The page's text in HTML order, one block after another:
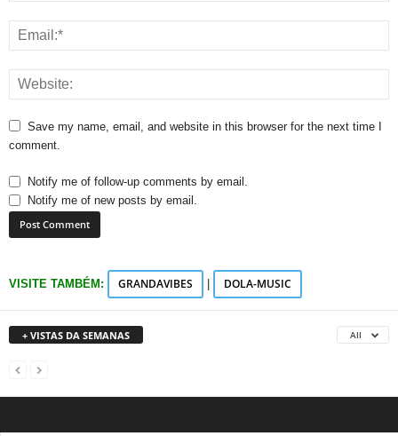
Save my name, email, and website in this browser for the next time I
comment.
Notify me of follow-up comments by email.
Notify me of new posts by email.
VISITE TAMBÉM: GRANDAVIBES DOLA-MUSIC
+ VISTAS DA SEMANAS All